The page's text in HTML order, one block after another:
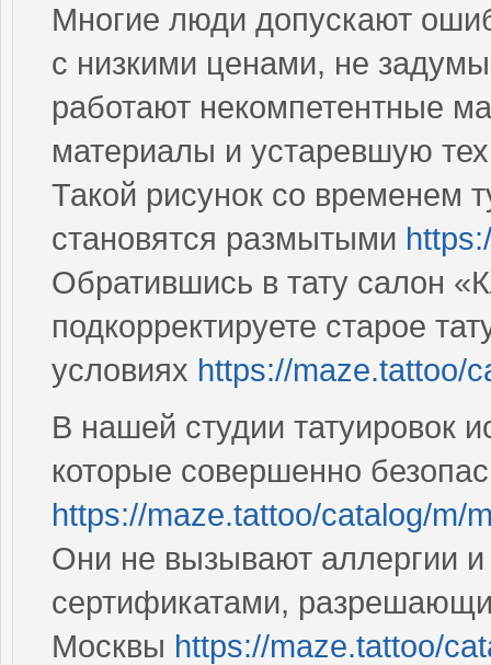
Многие люди допускают
с низкими ценами, не
работают некомпетентные
материалы и устаревшую
Такой рисунок со временем
становятся размытыми
Обратившись в тату салон
подкорректируете старое
условиях https://maze.tattoo/
В нашей студии татуировок
которые совершенно
https://maze.tattoo/catalog/m/
Они не вызывают аллергии
сертификатами,
Москвы https://maze.tattoo/